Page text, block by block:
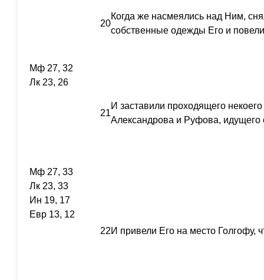
20
Когда же насмеялись над Ним,
собственные одежды Его и
Мф 27, 32
Лк 23, 26
21
И заставили проходящего
Александрова и Руфова, идущего
Мф 27, 33
Лк 23, 33
Ин 19, 17
Евр 13, 12
22И привели Его на место Голгофу,